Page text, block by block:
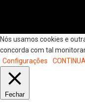
Nós usamos cookies e
concorda com tal
Configurações
Fechar